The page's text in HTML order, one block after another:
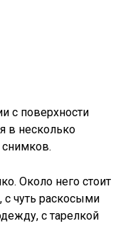
с поверхности
в несколько
снимков.
Около него стоит
чуть раскосыми
с тарелкой